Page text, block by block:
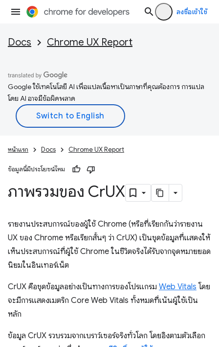
ลงชื่อเข้าใช้
Docs Chrome UX Report
Google ใช้เทคโนโลยี AI เพื่อแปลเนื้อหาเป็นภาษาที่คุณต้องการ การแปล
โดย AI อาจมีข้อผิดพลาด
หน้าแรก Docs Chrome UX Report
ข้อมูลนี้มีประโยชน์ไหม
ภาพรวมของ CrUX
รายงานประสบการณ์ของผู้ใช้ Chrome (หรือที่เรียกกันว่ารายงาน
UX ของ Chrome หรือเรียกสั้นๆ ว่า CrUX) เป็นชุดข้อมูลที่แสดงให้
เห็นประสบการณ์ที่ผู้ใช้ Chrome ในชีวิตจริงได้รับจากจุดหมายยอด
นิยมในอินเทอร์เน็ต
CrUX คือชุดข้อมูลอย่างเป็นทางการของโปรแกรม Web Vitals โดย
จะมีการแสดงเมตริก Core Web Vitals ทั้งหมดที่เน้นผู้ใช้เป็น
หลัก
ข้อมูล CrUX รวบรวมจากเบราว์เซอร์จริงทั่วโลก โดยอิงตามตัวเลือก